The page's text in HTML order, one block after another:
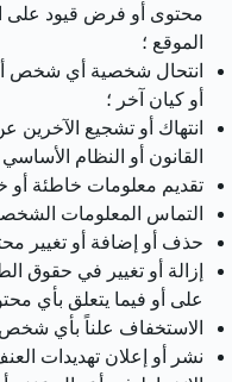
محتوى أو فرض قيود على
الموقع ؛
انتحال شخصية أي شخص
أو كيان آخر ؛
انتهاك أو تشجيع
القانون أو النظام الأساسي
تقديم معلومات خاطئة أو
التماس المعلومات
حذف أو إضافة أو تغيير
إزالة أو تغيير في حقوق
على أو فيما يتعلق بأي
الاستخفاف علناً بأي
نشر أو إعلان تهديدات